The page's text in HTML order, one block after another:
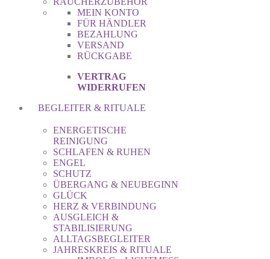
MEIN KONTO
FÜR HÄNDLER
BEZAHLUNG
VERSAND
RÜCKGABE
VERTRAG
WIDERRUFEN
BEGLEITER & RITUALE
ENERGETISCHE
REINIGUNG
SCHLAFEN & RUHEN
ENGEL
SCHUTZ
ÜBERGANG & NEUBEGINN
GLÜCK
HERZ & VERBINDUNG
AUSGLEICH &
STABILISIERUNG
ALLTAGSBEGLEITER
JAHRESKREIS & RITUALE